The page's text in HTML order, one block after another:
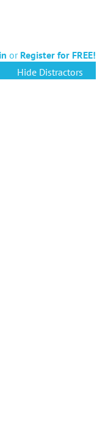
or Register for FREE!
Hide Distractors